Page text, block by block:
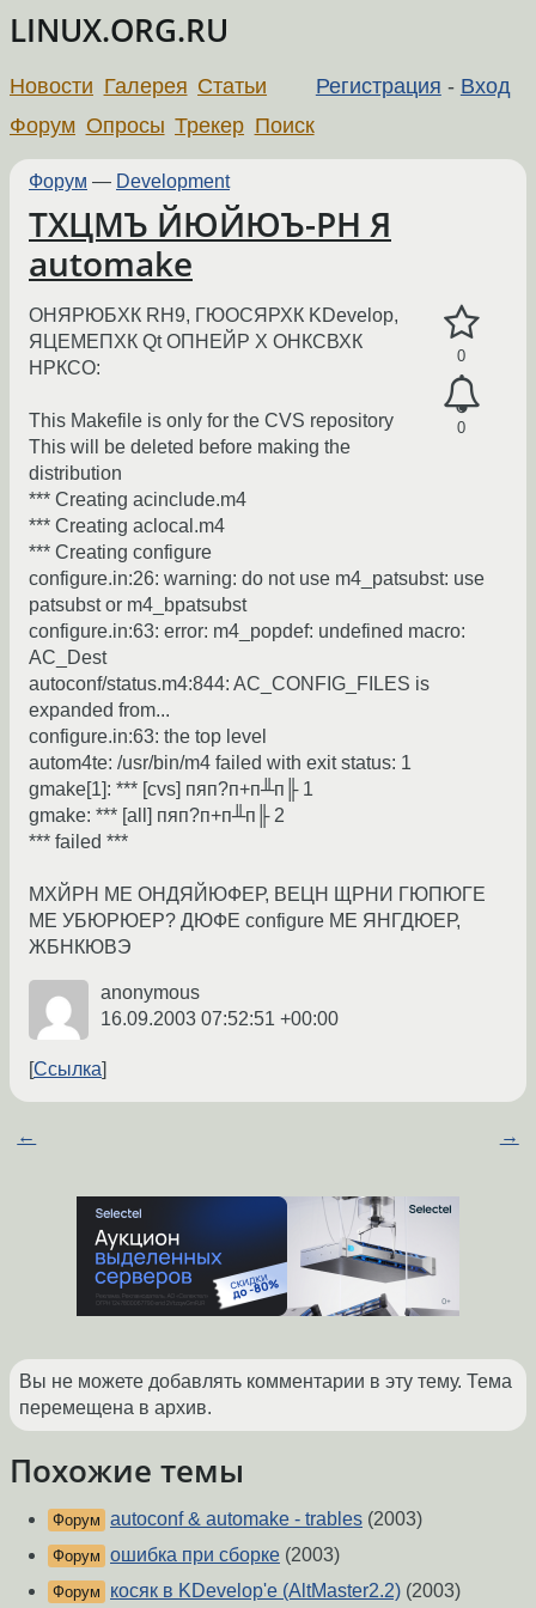
LINUX.ORG.RU
Регистрация - Вход
Новости Галерея Статьи
Форум Опросы Трекер Поиск
Форум — Development
ТХЦМЪ ЙЮЙЮЪ-РН Я
automake
0
0
ОНЯРЮБХК RH9, ГЮОСЯРХК KDevelop,
ЯЦЕМЕПХК Qt ОПНЕЙР Х ОНКСВХК
НРКСО:
This Makefile is only for the CVS repository
This will be deleted before making the
distribution
*** Creating acinclude.m4
*** Creating aclocal.m4
*** Creating configure
configure.in:26: warning: do not use m4_patsubst: use
patsubst or m4_bpatsubst
configure.in:63: error: m4_popdef: undefined macro:
AC_Dest
autoconf/status.m4:844: AC_CONFIG_FILES is
expanded from...
configure.in:63: the top level
autom4te: /usr/bin/m4 failed with exit status: 1
gmake[1]: *** [cvs] пяп?п+п╨п╟ 1
gmake: *** [all] пяп?п+п╨п╟ 2
*** failed ***
МХЙРН МЕ ОНДЯЙЮФЕР, ВЕЦН ЩРНИ ГЮПЮГЕ
МЕ УБЮРЮЕР? ДЮФЕ configure МЕ ЯНГДЮЕР,
ЖБНКЮВЭ
anonymous
16.09.2003 07:52:51 +00:00
Ссылка
← →
Вы не можете добавлять комментарии в эту тему. Тема
перемещена в архив.
Похожие темы
Форум autoconf & automake - trables (2003)
Форум ошибка при сборке (2003)
Форум косяк в KDevelop'e (AltMaster2.2) (2003)